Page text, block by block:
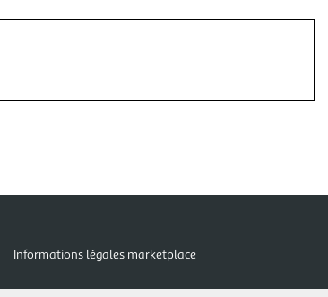
Informations légales marketplace